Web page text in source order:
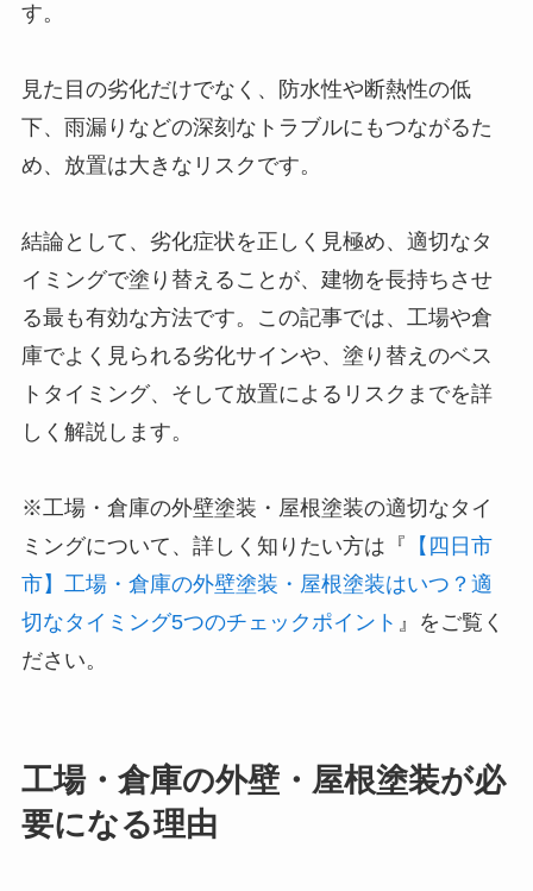
す。
見た目の劣化だけでなく、防水性や断熱性の低
下、雨漏りなどの深刻なトラブルにもつながるた
め、放置は大きなリスクです。
結論として、劣化症状を正しく見極め、適切なタ
イミングで塗り替えることが、建物を長持ちさせ
る最も有効な方法です。この記事では、工場や倉
庫でよく見られる劣化サインや、塗り替えのベス
トタイミング、そして放置によるリスクまでを詳
しく解説します。
※工場・倉庫の外壁塗装・屋根塗装の適切なタイ
ミングについて、詳しく知りたい方は『 【四日市
市】工場・倉庫の外壁塗装・屋根塗装はいつ？適
切なタイミング5つのチェックポイント 』をご覧く
ださい。
工場・倉庫の外壁・屋根塗装が必
要になる理由